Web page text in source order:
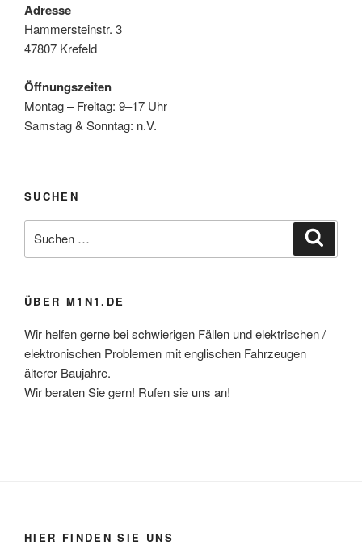
Adresse
Hammersteinstr. 3
47807 Krefeld
Öffnungszeiten
Montag – Freitag: 9–17 Uhr
Samstag & Sonntag: n.V.
SUCHEN
nach:
ÜBER M1N1.DE
Wir helfen gerne bei schwierigen Fällen und elektrischen /
elektronischen Problemen mit englischen Fahrzeugen
älterer Baujahre.
Wir beraten Sie gern! Rufen sie uns an!
HIER FINDEN SIE UNS